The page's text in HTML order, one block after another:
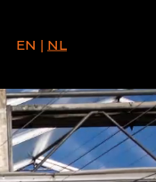
EN | NL